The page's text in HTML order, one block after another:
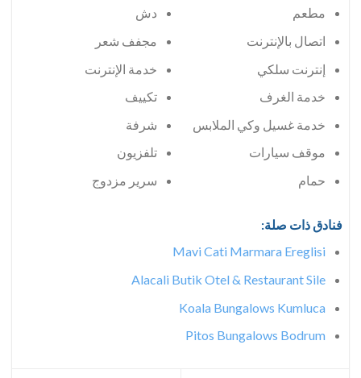
مطعم
اتصال بالإنترنت
إنترنت سلكي
خدمة الغرف
خدمة غسيل وكي الملابس
موقف سيارات
حمام
دش
مجفف شعر
خدمة الإنترنت
تكييف
شرفة
تلفزيون
سرير مزدوج
فنادق ذات صلة:
Mavi Cati Marmara Ereglisi
Alacali Butik Otel & Restaurant Sile
Koala Bungalows Kumluca
Pitos Bungalows Bodrum